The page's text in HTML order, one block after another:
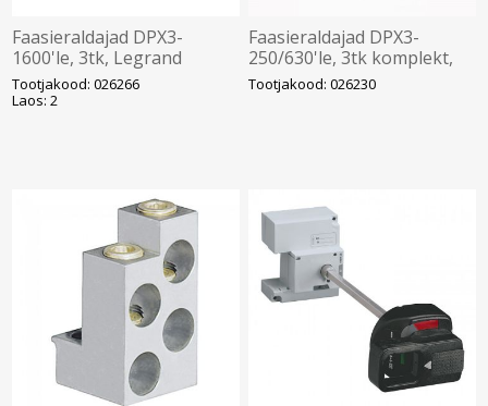
Faasieraldajad DPX3-
1600'le, 3tk, Legrand
Tootjakood: 026266
Laos: 2
Faasieraldajad DPX3-
250/630'le, 3tk komplekt,
Legrand
Tootjakood: 026230